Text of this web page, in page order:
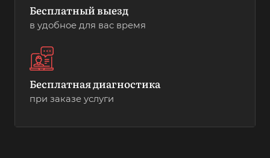
Бесплатный выезд
в удобное для вас время
Бесплатная диагностика
при заказе услуги